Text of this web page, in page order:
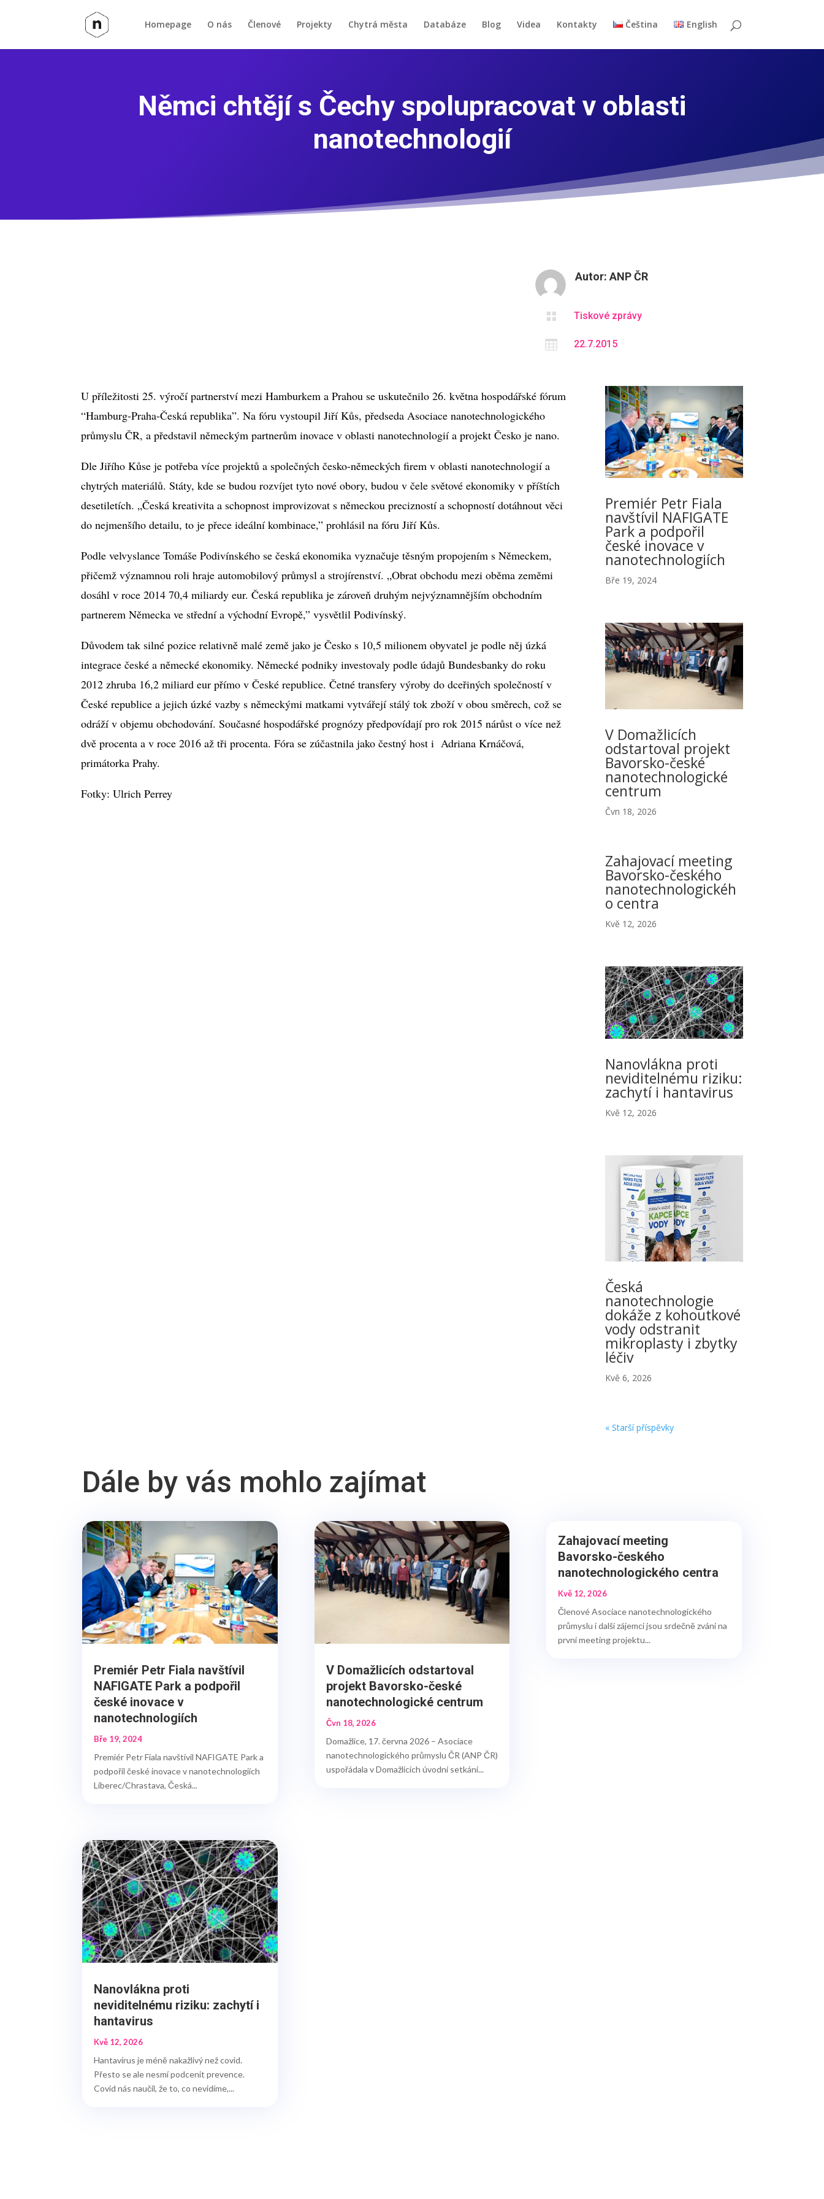
Homepage O nás Členové Projekty Chytrá města Databáze Blog Videa Kontakty Čeština English
Němci chtějí s Čechy spolupracovat v oblasti
nanotechnologií
Autor:ANP ČR
 Tiskové zprávy
 22.7.2015
U příležitosti 25. výročí partnerství mezi Hamburkem a Prahou se uskutečnilo 26. května hospodářské fórum
“Hamburg-Praha-Česká republika”. Na fóru vystoupil Jiří Kůs, předseda Asociace nanotechnologického
průmyslu ČR, a představil německým partnerům inovace v oblasti nanotechnologií a projekt Česko je nano.
Dle Jiřího Kůse je potřeba více projektů a společných česko-německých firem v oblasti nanotechnologií a
chytrých materiálů. Státy, kde se budou rozvíjet tyto nové obory, budou v čele světové ekonomiky v příštích
desetiletích. „Česká kreativita a schopnost improvizovat s německou precizností a schopností dotáhnout věci
do nejmenšího detailu, to je přece ideální kombinace,” prohlásil na fóru Jiří Kůs.
Podle velvyslance Tomáše Podivínského se česká ekonomika vyznačuje těsným propojením s Německem,
přičemž významnou roli hraje automobilový průmysl a strojírenství. „Obrat obchodu mezi oběma zeměmi
dosáhl v roce 2014 70,4 miliardy eur. Česká republika je zároveň druhým nejvýznamnějším obchodním
partnerem Německa ve střední a východní Evropě,” vysvětlil Podivínský.
Důvodem tak silné pozice relativně malé země jako je Česko s 10,5 milionem obyvatel je podle něj úzká
integrace české a německé ekonomiky. Německé podniky investovaly podle údajů Bundesbanky do roku
2012 zhruba 16,2 miliard eur přímo v České republice. Četné transfery výroby do dceřiných společností v
České republice a jejich úzké vazby s německými matkami vytvářejí stálý tok zboží v obou směrech, což se
odráží v objemu obchodování. Současné hospodářské prognózy předpovídají pro rok 2015 nárůst o více než
dvě procenta a v roce 2016 až tři procenta. Fóra se zúčastnila jako čestný host i Adriana Krnáčová,
primátorka Prahy.
Fotky: Ulrich Perrey
Premiér Petr Fiala
navštívil NAFIGATE
Park a podpořil
české inovace v
nanotechnologiích
Bře 19, 2024
V Domažlicích
odstartoval projekt
Bavorsko-české
nanotechnologické
centrum
Čvn 18, 2026
Zahajovací meeting
Bavorsko-českého
nanotechnologickéh
o centra
Kvě 12, 2026
Nanovlákna proti
neviditelnému riziku:
zachytí i hantavirus
Kvě 12, 2026
Česká
nanotechnologie
dokáže z kohoutkové
vody odstranit
mikroplasty i zbytky
léčiv
Kvě 6, 2026
« Starší příspěvky
Dále by vás mohlo zajímat
Premiér Petr Fiala navštívil
NAFIGATE Park a podpořil
české inovace v
nanotechnologiích
Bře 19, 2024
Premiér Petr Fiala navštívil NAFIGATE Park a
podpořil české inovace v nanotechnologiích
Liberec/Chrastava, Česká...
Nanovlákna proti
neviditelnému riziku: zachytí i
hantavirus
Kvě 12, 2026
Hantavirus je méně nakažlivý než covid.
Přesto se ale nesmí podcenit prevence.
Covid nás naučil, že to, co nevidíme,...
V Domažlicích odstartoval
projekt Bavorsko-české
nanotechnologické centrum
Čvn 18, 2026
Domažlice, 17. června 2026 – Asociace
nanotechnologického průmyslu ČR (ANP ČR)
uspořádala v Domažlicích úvodní setkání...
Zahajovací meeting
Bavorsko-českého
nanotechnologického centra
Kvě 12, 2026
Členové Asociace nanotechnologického
průmyslu i další zájemci jsou srdečně zváni na
první meeting projektu...